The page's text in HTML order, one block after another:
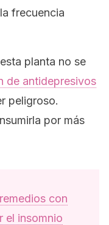
frecuencia
planta no se
de antidepresivos
peligroso.
por más
con
el insomnio